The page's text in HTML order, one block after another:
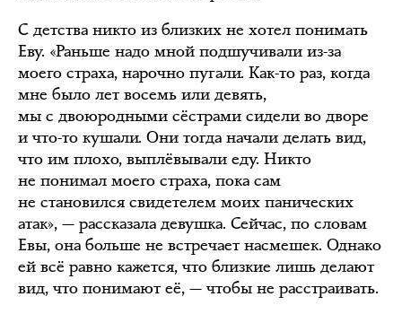
С детства никто из близких не хотел понимать
Еву. «Раньше надо мной подшучивали из-за
моего страха, нарочно пугали. Как-то раз, когда
мне было лет восемь или девять,
мы с двоюродными сёстрами сидели во дворе
и что-то кушали. Они тогда начали делать вид,
что им плохо, выплёвывали еду. Никто
не понимал моего страха, пока сам
не становился свидетелем моих панических
атак», — рассказала девушка. Сейчас, по словам
Евы, она больше не встречает насмешек. Однако
ей всё равно кажется, что близкие лишь делают
вид, что понимают её, — чтобы не расстраивать.